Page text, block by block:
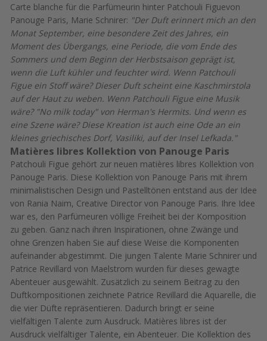
Carte blanche für die Parfümeurin hinter Patchouli Figuevon
Panouge Paris, Marie Schnirer: "Der Duft erinnert mich an den
Monat September, eine besondere Zeit des Jahres, ein
Moment des Übergangs, eine Periode, die vom Ende des
Sommers und dem Beginn der Herbstsaison geprägt ist,
wenn die Luft kühler und feuchter wird. Wenn Patchouli
Figue ein Stoff wäre? Dieser Duft scheint eine Kaschmirstola
auf der Haut zu weben. Wenn Patchouli Figue eine Musik
wäre? "No milk today" von Herman's Hermits. Und wenn es
eine Szene wäre? Diese Kreation ist auch eine Ode an ein
kleines griechisches Dorf, Vasiliki, auf der Insel Lefkada."
Matières libres Kollektion von Panouge Paris
Patchouli Figue gehört zur neuen matières libres Kollektion von
Panouge Paris. Diese Kollektion von Panouge Paris mit ihrem
minimalistischen Design und Pastelltönen entstand aus der Idee
von Rania Naim, Creative Director von Panouge Paris. Ihre Idee
war es, den Parfümeuren völlige Freiheit bei der Komposition
zu geben. Ganz nach ihren Inspirationen, ohne Zwänge und
ohne Grenzen haben Sie auf diese Weise die Komponenten
aufeinander abgestimmt. Die jungen Talente Marie Schnirer und
Patrice Revillard von Maelstrom wurden für dieses gewagte
Abenteuer ausgewählt. Zusätzlich zu seinem Beitrag zu den
Duftkompositionen zeichnete Patrice Revillard die Aquarelle, die
die vier Düfte repräsentieren. Dadurch bringt er seine
vielfältigen Talente zum Ausdruck. Matières libres ist der
Ausdruck vielfältiger Talente, ein Abenteuer. Die Kollektion des